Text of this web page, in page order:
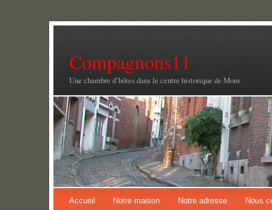
Compagnons11
Une chambre d’hôtes dans le centre historique de Mons
Accueil Notre maison Notre adresse Nous